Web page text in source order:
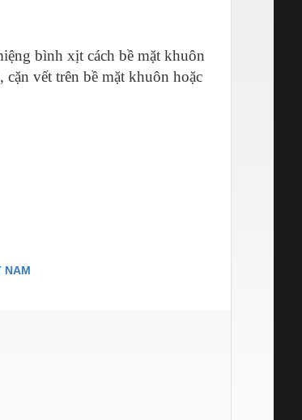
bình xịt cách bề mặt khuôn
vết trên bề mặt khuôn hoặc
NAM